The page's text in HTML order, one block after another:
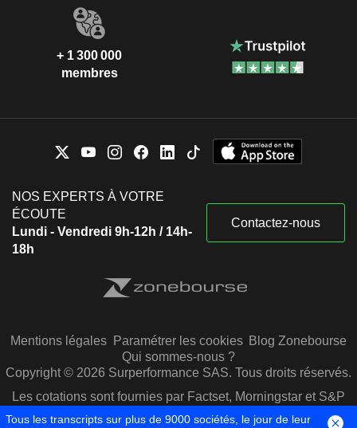
+ 1 300 000
membres
NOS EXPERTS À VOTRE
ÉCOUTE
Lundi - Vendredi 9h-12h / 14h-
18h
Contactez-nous
Mentions légales Paramétrer les cookies Blog Zonebourse
Qui sommes-nous ?
Copyright © 2026 Surperformance SAS. Tous droits réservés.
Les cotations sont fournies par Factset, Morningstar et S&P
Capital IQ
Tous les transcripts sur plus de 9000 sociétés, le jour de leur